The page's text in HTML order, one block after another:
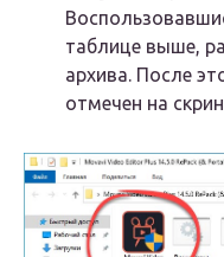
таблице выше,
архива. После
отмечен на